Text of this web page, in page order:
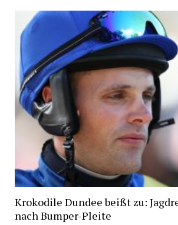
Krokodile Dundee beißt zu:
nach Bumper-Pleite